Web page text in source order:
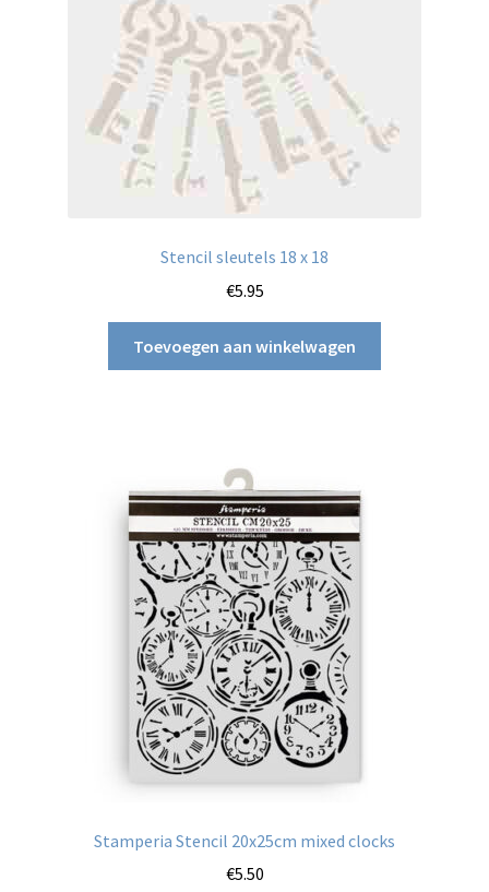
Stencil sleutels 18 x 18
€5.95
Toevoegen aan winkelwagen
Stamperia Stencil 20x25cm mixed clocks
€5.50